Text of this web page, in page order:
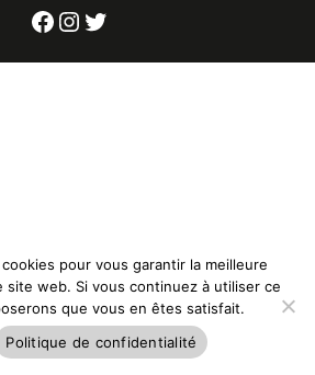
Facebook
Instagram
Twitter
pour vous garantir la meilleure
site web. Si vous continuez à utiliser ce
que vous en êtes satisfait.
Politique de confidentialité